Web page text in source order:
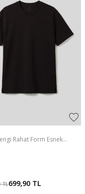
Rahat Form Esnek
TL699,90 TL